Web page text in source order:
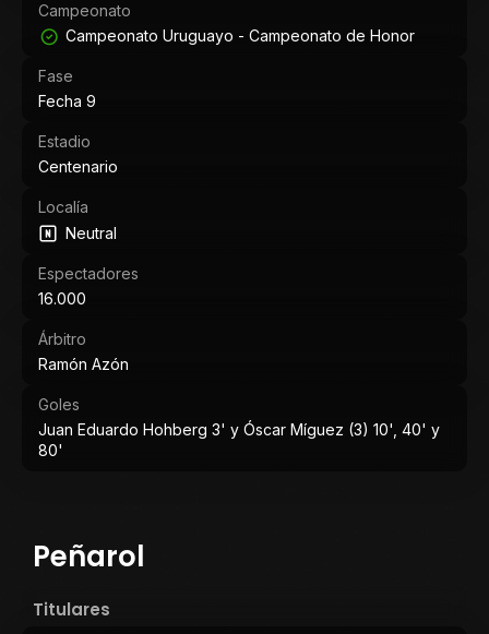
Campeonato
Campeonato Uruguayo - Campeonato de Honor
Fase
Fecha 9
Estadio
Centenario
Localía
Neutral
Espectadores
16.000
Árbitro
Ramón Azón
Goles
Juan Eduardo Hohberg 3' y Óscar Míguez (3) 10', 40' y
80'
Peñarol
Titulares